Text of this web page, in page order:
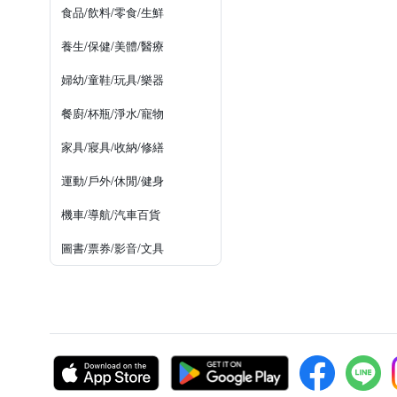
食品/飲料/零食/生鮮
養生/保健/美體/醫療
婦幼/童鞋/玩具/樂器
餐廚/杯瓶/淨水/寵物
家具/寢具/收納/修繕
運動/戶外/休閒/健身
機車/導航/汽車百貨
圖書/票券/影音/文具